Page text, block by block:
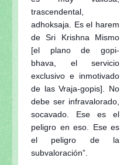
trascendental,
adhoksaja. Es el harem
de Sri Krishna Mismo
[el plano de gopi-
bhava, el servicio
exclusivo e inmotivado
de las Vraja-gopis]. No
debe ser infravalorado,
socavado. Ese es el
peligro en eso. Ese es
el peligro de la
subvaloración”.